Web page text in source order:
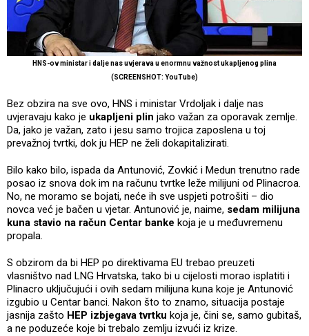
HNS-ov ministar i dalje nas uvjerava u enormnu važnost ukapljenog plina
(SCREENSHOT: YouTube)
Bez obzira na sve ovo, HNS i ministar Vrdoljak i dalje nas
uvjeravaju kako je ukapljeni plin jako važan za oporavak zemlje.
Da, jako je važan, zato i jesu samo trojica zaposlena u toj
prevažnoj tvrtki, dok ju HEP ne želi dokapitalizirati.
Bilo kako bilo, ispada da Antunović, Zovkić i Medun trenutno rade
posao iz snova dok im na računu tvrtke leže milijuni od Plinacroa.
No, ne moramo se bojati, neće ih sve uspjeti potrošiti – dio
novca već je bačen u vjetar. Antunović je, naime, sedam milijuna
kuna stavio na račun Centar banke koja je u međuvremenu
propala.
S obzirom da bi HEP po direktivama EU trebao preuzeti
vlasništvo nad LNG Hrvatska, tako bi u cijelosti morao isplatiti i
Plinacro uključujući i ovih sedam milijuna kuna koje je Antunović
izgubio u Centar banci. Nakon što to znamo, situacija postaje
jasnija zašto HEP izbjegava tvrtku koja je, čini se, samo gubitaš,
a ne poduzeće koje bi trebalo zemlju izvući iz krize.